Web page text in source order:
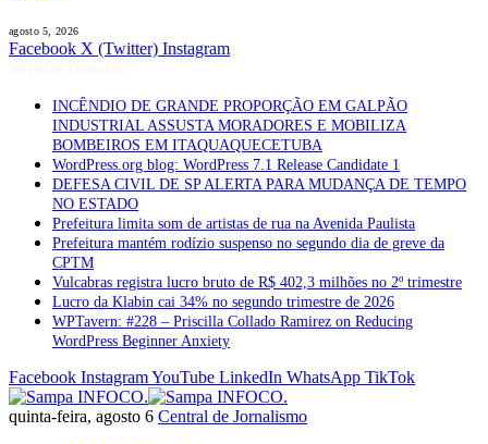
agosto 5, 2026
Facebook X (Twitter) Instagram
INCÊNDIO DE GRANDE PROPORÇÃO EM GALPÃO
INDUSTRIAL ASSUSTA MORADORES E MOBILIZA
BOMBEIROS EM ITAQUAQUECETUBA
WordPress.org blog: WordPress 7.1 Release Candidate 1
DEFESA CIVIL DE SP ALERTA PARA MUDANÇA DE TEMPO
NO ESTADO
Prefeitura limita som de artistas de rua na Avenida Paulista
Prefeitura mantém rodízio suspenso no segundo dia de greve da
CPTM
Vulcabras registra lucro bruto de R$ 402,3 milhões no 2º trimestre
Lucro da Klabin cai 34% no segundo trimestre de 2026
WPTavern: #228 – Priscilla Collado Ramirez on Reducing
WordPress Beginner Anxiety
Facebook InstagramYouTube LinkedIn WhatsApp TikTok
quinta-feira, agosto 6 Central de Jornalismo